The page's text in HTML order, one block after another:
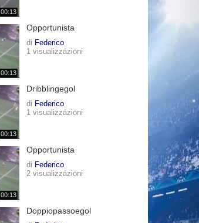
00:13
00:13
Opportunista
di Federico
1 visualizzazioni
00:13
Dribblingegol
di Federico
1 visualizzazioni
00:13
Opportunista
di Federico
2 visualizzazioni
Doppiopassoegol